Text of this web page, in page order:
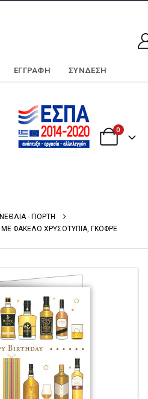
ΕΓΓΡΑΦΗ ΣΎΝΔΕΣΗ
0
- ΓΙΟΡΤΗ
ΜΕ ΦΑΚΕΛΟ ΧΡΥΣΟΤΥΠΙΑ, ΓΚΟΦΡΕ